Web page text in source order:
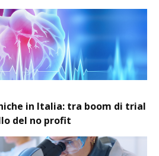
in Italia: tra boom di trial
del no profit